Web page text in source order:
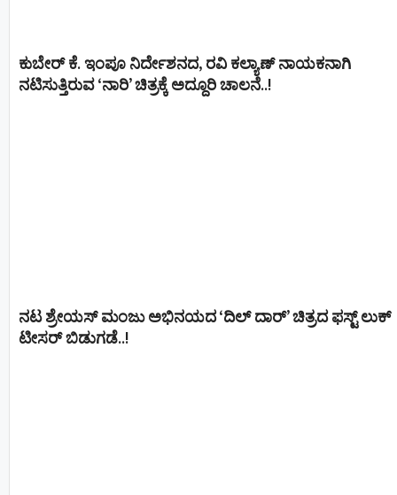
ಕುಬೇರ್ ಕೆ. ಇಂಪೂ ನಿರ್ದೇಶನದ, ರವಿ ಕಲ್ಯಾಣ್‍ ನಾಯಕನಾಗಿ
ನಟಿಸುತ್ತಿರುವ ‘ನಾರಿ’ ಚಿತ್ರಕ್ಕೆ ಅದ್ದೂರಿ ಚಾಲನೆ..!
ನಟ ಶ್ರೇಯಸ್ ಮಂಜು ಅಭಿನಯದ ‘ದಿಲ್ ದಾರ್’ ಚಿತ್ರದ ಫಸ್ಟ್ ಲುಕ್
ಟೀಸರ್ ಬಿಡುಗಡೆ..!